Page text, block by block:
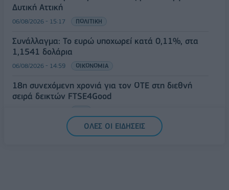
Δυτική Αττική
06/08/2026 - 15:17 ΠΟΛΙΤΙΚΗ
Συνάλλαγμα: Το ευρώ υποχωρεί κατά 0,11%, στα
1,1541 δολάρια
06/08/2026 - 14:59 ΟΙΚΟΝΟΜΙΑ
18η συνεχόμενη χρονιά για τον ΟΤΕ στη διεθνή
σειρά δεικτών FTSE4Good
ΟΛΕΣ ΟΙ ΕΙΔΗΣΕΙΣ